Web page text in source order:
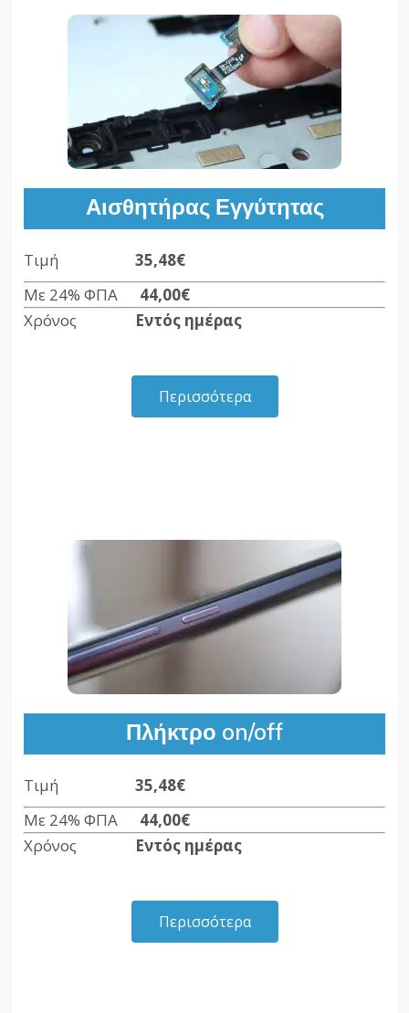
Αισθητήρας Εγγύτητας
Τιμή35,48€
Με 24% ΦΠΑ 44,00€
Χρόνος Εντός ημέρας
Περισσότερα
Πλήκτρο on/off
Τιμή35,48€
Με 24% ΦΠΑ 44,00€
Χρόνος Εντός ημέρας
Περισσότερα